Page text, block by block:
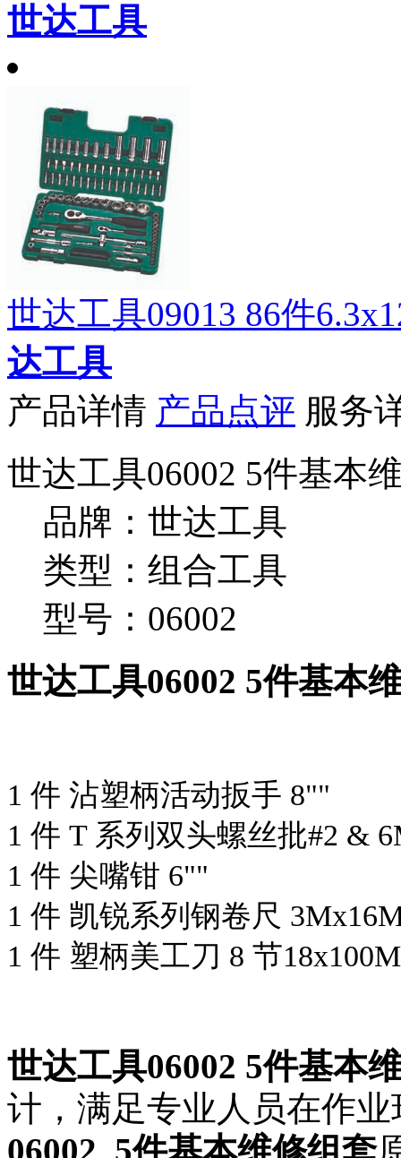
世达工具
世达工具09013 86件
达工具
产品详情 产品点评 服务
世达工具06002 5件基本
品牌：世达工具
类型：组合工具
型号：06002
世达工具06002 5件基本
1 件 沾塑柄活动扳手 8""
1 件 T 系列双头螺丝批#2 &
1 件 尖嘴钳 6""
1 件 凯锐系列钢卷尺
1 件 塑柄美工刀 8 节
世达工具06002 5件基本
计，满足专业人员在作
06002 5件基本维修组套